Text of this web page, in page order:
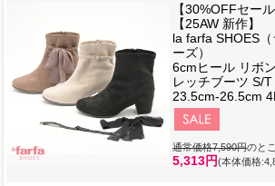
【30%OFFセール
【25AW 新作】
la farfa SHOES
ーズ）
6cmヒール リボ
レッチブーツ S/
23.5cm-26.5cm
通常価格7,590円のと
5,313円(本体価格